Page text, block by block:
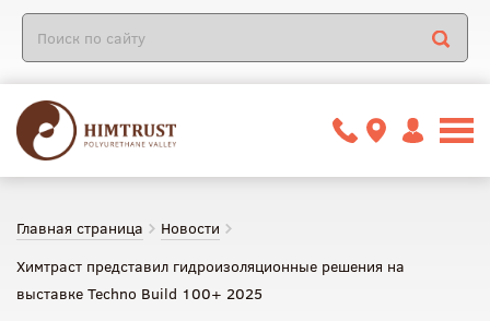
Главная страница
Новости
Химтраст представил гидроизоляционные решения на
выставке Techno Build 100+ 2025